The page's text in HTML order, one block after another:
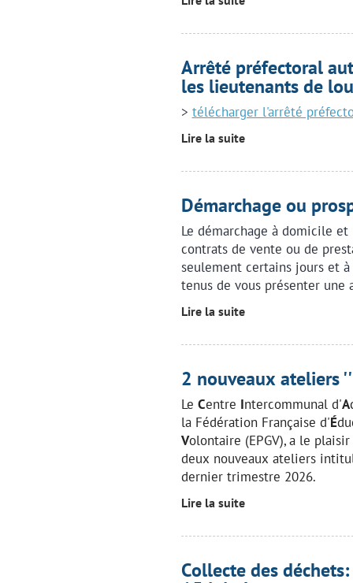
Arrêté préfectoral
les lieutenants de
> télécharger l'arrêté
Lire la suite
Démarchage ou
Le démarchage à domicile
contrats de vente ou de
seulement certains jours et
tenus de vous présenter
Lire la suite
2 nouveaux ateliers
Le Centre Intercommunal d'A
la Fédération Française d'É
Volontaire (EPGV), a le
deux nouveaux ateliers
dernier trimestre 2026.
Lire la suite
Collecte des